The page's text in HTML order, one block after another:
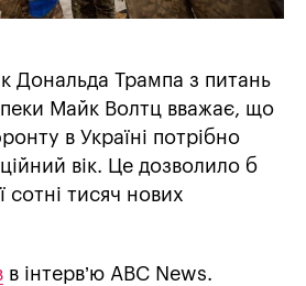
Дональда Трампа з питань
Майк Волтц вважає, що
в Україні потрібно
вік. Це дозволило б
сотні тисяч нових
в інтерв’ю ABC News.